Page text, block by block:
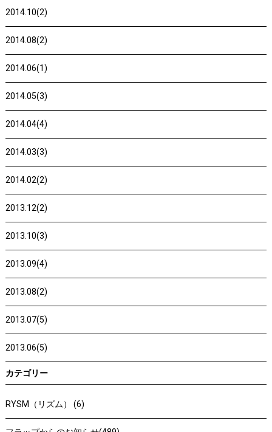
2014.10(2)
2014.08(2)
2014.06(1)
2014.05(3)
2014.04(4)
2014.03(3)
2014.02(2)
2013.12(2)
2013.10(3)
2013.09(4)
2013.08(2)
2013.07(5)
2013.06(5)
カテゴリー
RYSM（リズム） (6)